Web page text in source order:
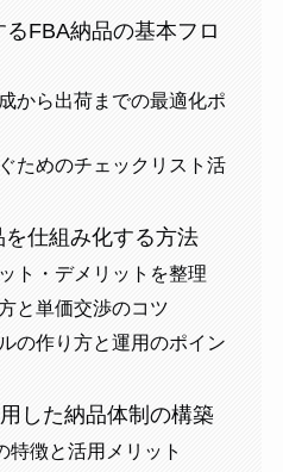
FBA納品の基本フロ
から出荷までの最適化ポ
ためのチェックリスト活
仕組み化する方法
ト・デメリットを整理
と単価交渉のコツ
の作り方と運用のポイン
した納品体制の構築
特徴と活用メリット